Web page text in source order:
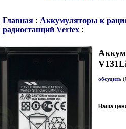
Главная : Аккумуляторы к
радиостанций Vertex :
обсудить
Наша